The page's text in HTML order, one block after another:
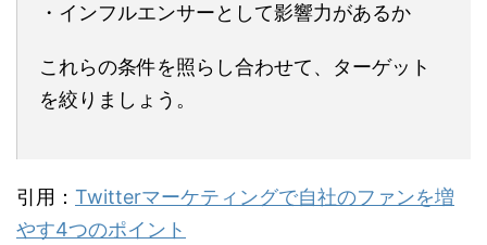
・インフルエンサーとして影響力があるか
これらの条件を照らし合わせて、ターゲット
を絞りましょう。
引用： Twitterマーケティングで自社のファンを増
やす4つのポイント